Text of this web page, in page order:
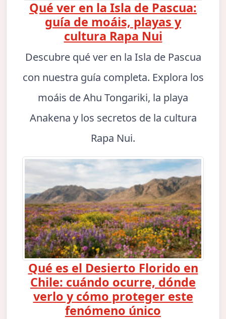
Qué ver en la Isla de Pascua:
guía de moáis, playas y
cultura Rapa Nui
Descubre qué ver en la Isla de Pascua
con nuestra guía completa. Explora los
moáis de Ahu Tongariki, la playa
Anakena y los secretos de la cultura
Rapa Nui.
Qué es el Desierto Florido en
Chile: cuándo ocurre, dónde
verlo y cómo proteger este
fenómeno único